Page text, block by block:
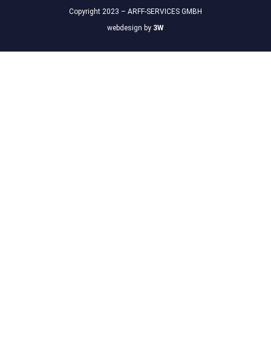
Copyright 2023 – ARFF-SERVICES GMBH
webdesign by 3W